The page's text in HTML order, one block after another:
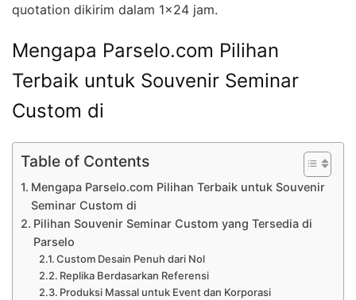
quotation dikirim dalam 1×24 jam.
Mengapa Parselo.com Pilihan
Terbaik untuk Souvenir Seminar
Custom di
Table of Contents
Mengapa Parselo.com Pilihan Terbaik untuk Souvenir
Seminar Custom di
Pilihan Souvenir Seminar Custom yang Tersedia di
Parselo
Custom Desain Penuh dari Nol
Replika Berdasarkan Referensi
Produksi Massal untuk Event dan Korporasi